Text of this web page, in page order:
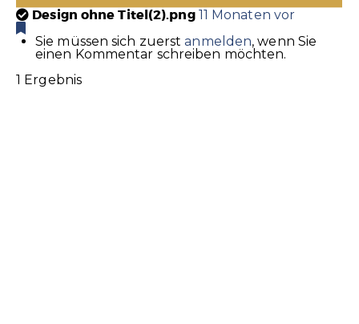
Design ohne Titel(2).png 11 Monaten vor
Sie müssen sich zuerstanmelden, wenn Sie
einen Kommentar schreiben möchten.
1 Ergebnis